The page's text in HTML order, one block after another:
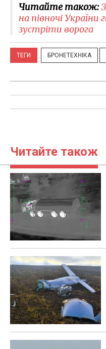
Читайте також:
на півночі
зустріти ворога
ТЕГИ БРОНЕТЕХНІКА
Читайте також